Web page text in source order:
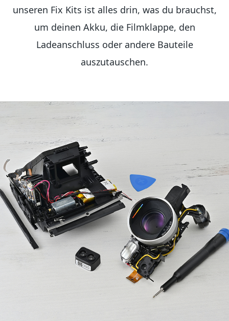
unseren Fix Kits ist alles drin, was du brauchst,
um deinen Akku, die Filmklappe, den
Ladeanschluss oder andere Bauteile
auszutauschen.